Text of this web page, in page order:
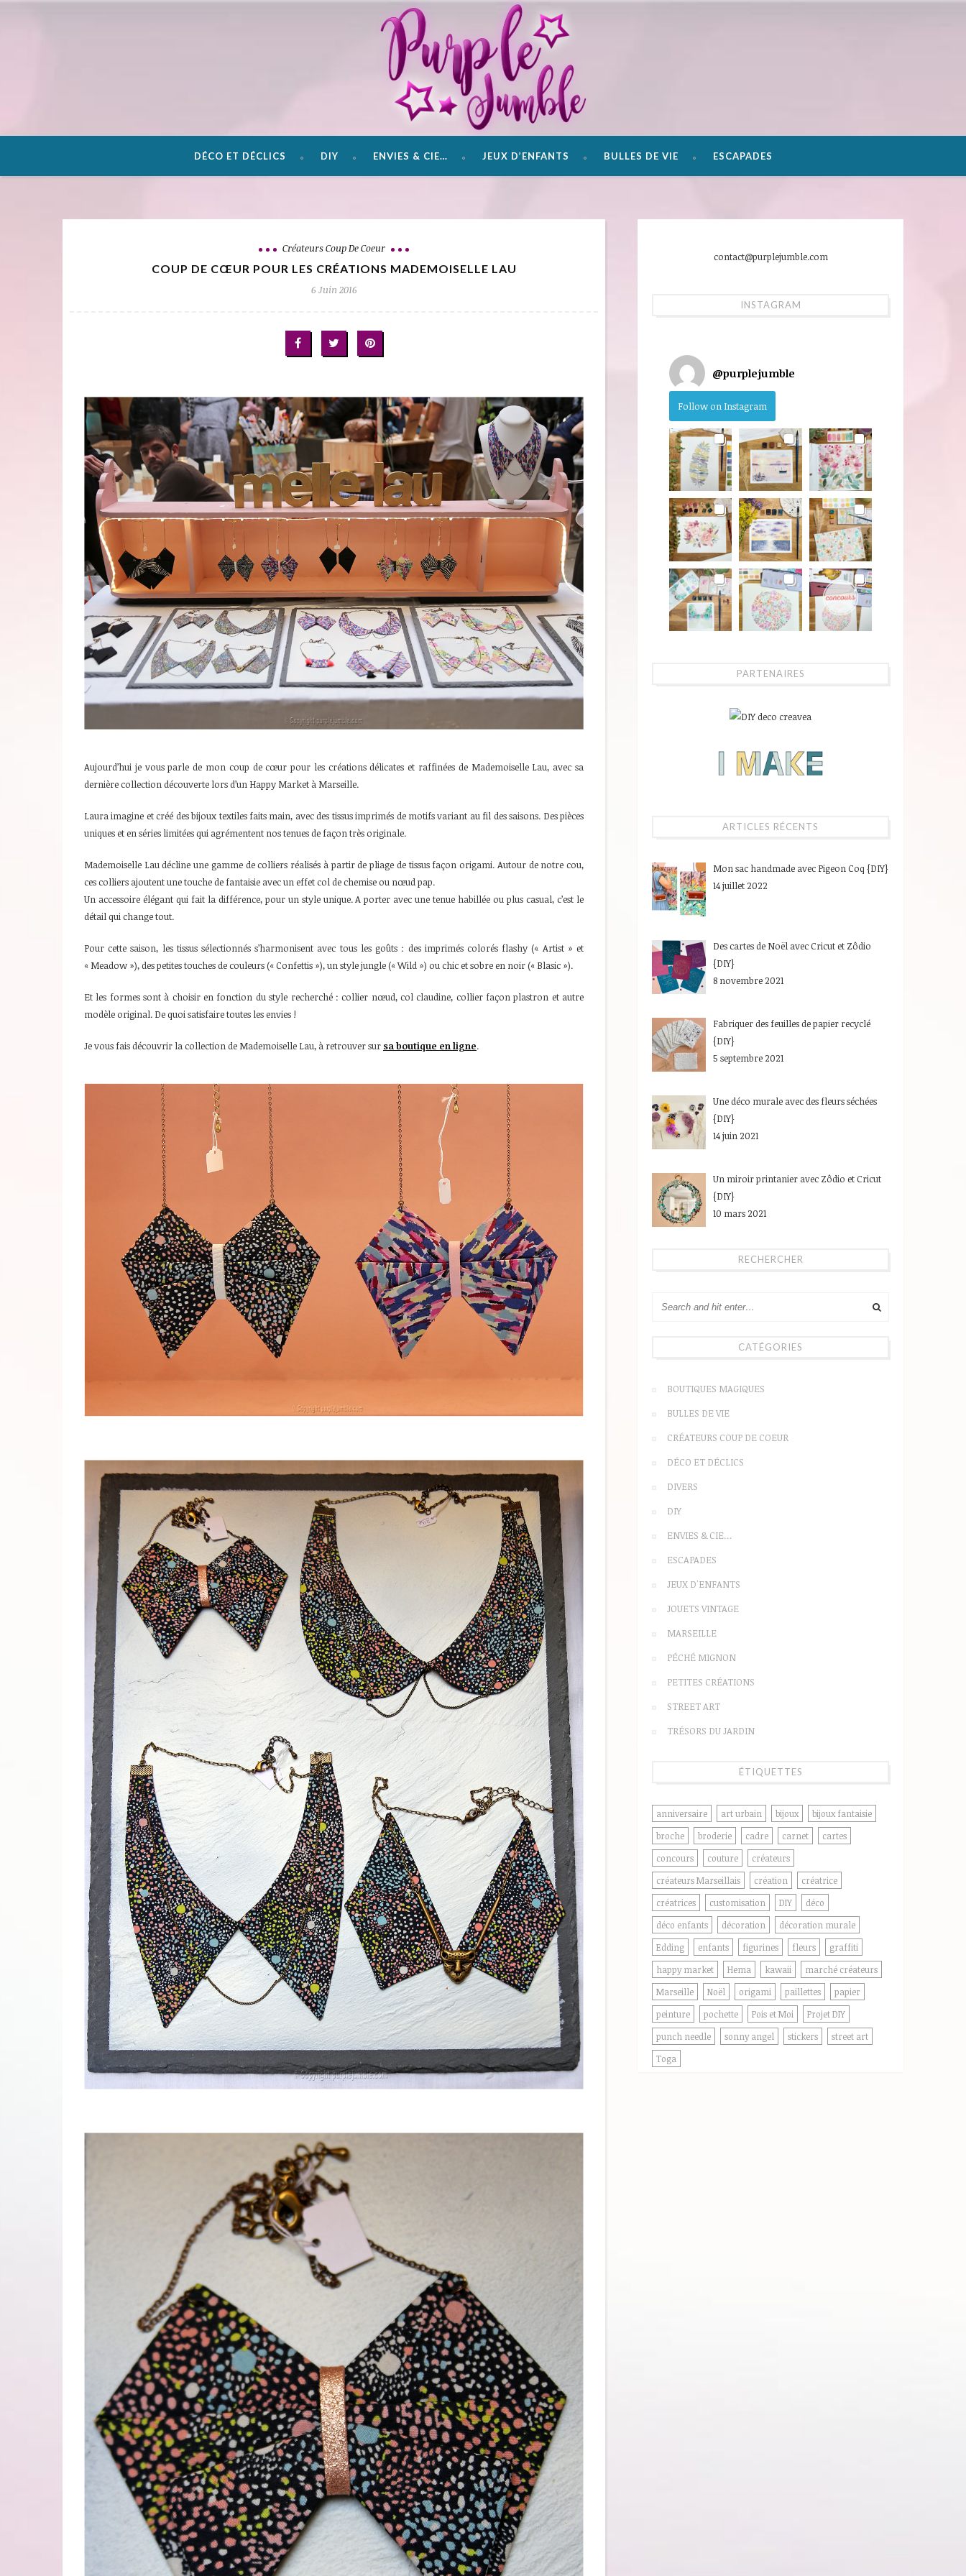
DÉCO ET DÉCLICS DIY ENVIES & CIE… JEUX D’ENFANTS BULLES DE VIE ESCAPADES
Créateurs Coup De Coeur
COUP DE CŒUR POUR LES CRÉATIONS MADEMOISELLE LAU
6 Juin 2016
Aujourd’hui je vous parle de mon coup de cœur pour les créations délicates et raffinées de Mademoiselle Lau, avec sa
dernière collection découverte lors d’un Happy Market à Marseille.
Laura imagine et créé des bijoux textiles faits main, avec des tissus imprimés de motifs variant au fil des saisons. Des pièces
uniques et en séries limitées qui agrémentent nos tenues de façon très originale.
Mademoiselle Lau décline une gamme de colliers réalisés à partir de pliage de tissus façon origami. Autour de notre cou,
ces colliers ajoutent une touche de fantaisie avec un effet col de chemise ou nœud pap.
Un accessoire élégant qui fait la différence, pour un style unique. A porter avec une tenue habillée ou plus casual, c’est le
détail qui change tout.
Pour cette saison, les tissus sélectionnés s’harmonisent avec tous les goûts : des imprimés colorés flashy (« Artist » et
« Meadow »), des petites touches de couleurs (« Confettis »), un style jungle (« Wild ») ou chic et sobre en noir (« Blasic »).
Et les formes sont à choisir en fonction du style recherché : collier nœud, col claudine, collier façon plastron et autre
modèle original. De quoi satisfaire toutes les envies !
Je vous fais découvrir la collection de Mademoiselle Lau, à retrouver sur sa boutique en ligne.
contact@purplejumble.com
INSTAGRAM
@purplejumble
Follow on Instagram
PARTENAIRES
ARTICLES RÉCENTS
Mon sac handmade avec Pigeon Coq {DIY}
14 juillet 2022
Des cartes de Noël avec Cricut et Zôdio
{DIY}
8 novembre 2021
Fabriquer des feuilles de papier recyclé
{DIY}
5 septembre 2021
Une déco murale avec des fleurs séchées
{DIY}
14 juin 2021
Un miroir printanier avec Zôdio et Cricut
{DIY}
10 mars 2021
RECHERCHER
CATÉGORIES
BOUTIQUES MAGIQUES
BULLES DE VIE
CRÉATEURS COUP DE COEUR
DÉCO ET DÉCLICS
DIVERS
DIY
ENVIES & CIE…
ESCAPADES
JEUX D'ENFANTS
JOUETS VINTAGE
MARSEILLE
PÉCHÉ MIGNON
PETITES CRÉATIONS
STREET ART
TRÉSORS DU JARDIN
ÉTIQUETTES
anniversaire art urbain bijoux
bijoux fantaisie
broche
broderie cadre carnet
cartes
concours
couture
créateurs
créateurs Marseillais
création
créatrice
créatrices
customisation DIY
déco
déco enfants
décoration
décoration murale
Edding
enfants figurines fleurs
graffiti
happy market
Hema kawaii
marché créateurs
Marseille
Noël origami paillettes
papier
peinture
pochette Pois et Moi
Projet DIY
punch needle
sonny angel stickers
street art
Toga